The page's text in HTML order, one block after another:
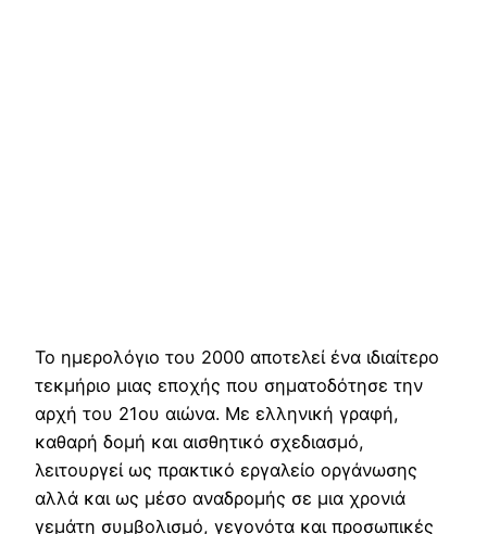
Το ημερολόγιο του 2000 αποτελεί ένα ιδιαίτερο
τεκμήριο μιας εποχής που σηματοδότησε την
αρχή του 21ου αιώνα. Με ελληνική γραφή,
καθαρή δομή και αισθητικό σχεδιασμό,
λειτουργεί ως πρακτικό εργαλείο οργάνωσης
αλλά και ως μέσο αναδρομής σε μια χρονιά
γεμάτη συμβολισμό, γεγονότα και προσωπικές